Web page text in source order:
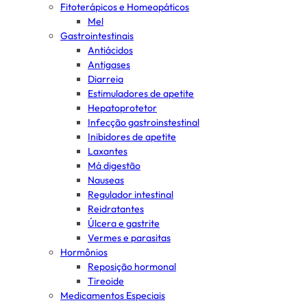
Fitoterápicos e Homeopáticos
Mel
Gastrointestinais
Antiácidos
Antigases
Diarreia
Estimuladores de apetite
Hepatoprotetor
Infecção gastroinstestinal
Inibidores de apetite
Laxantes
Má digestão
Nauseas
Regulador intestinal
Reidratantes
Úlcera e gastrite
Vermes e parasitas
Hormônios
Reposição hormonal
Tireoide
Medicamentos Especiais